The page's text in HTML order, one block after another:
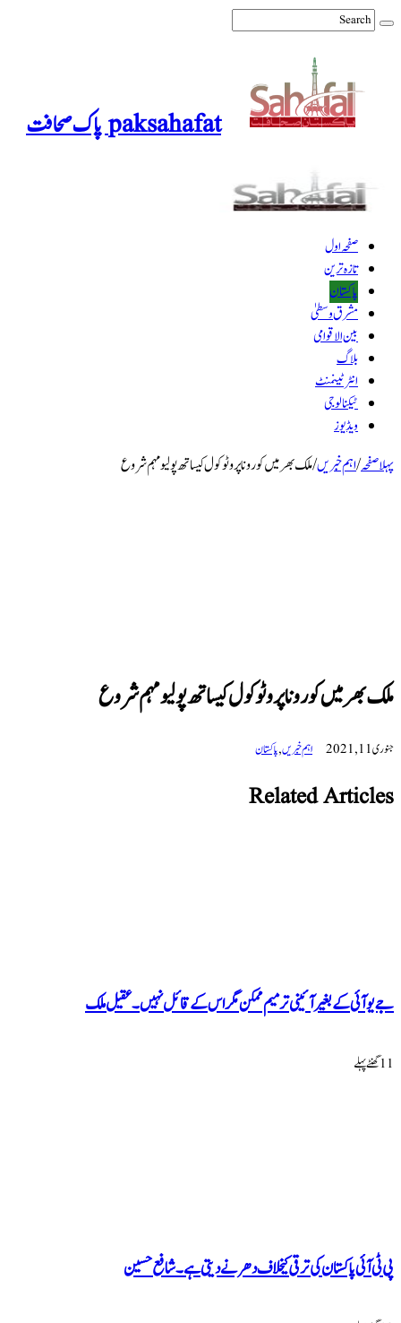
paksahafat پاک صحافت
صفحہ اول
تازہ ترین
پاکستان
مشرق وسطیٰ
بین الاقوامی
بلاگ
انٹرٹینمنٹ
ٹیکنالوجی
ویڈیوز
پہلا صفحہ/اہم خبریں/ملک بھر میں کورونا پروٹوکول کیساتھ پولیو مہم شروع
ملک بھر میں کورونا پروٹوکول کیساتھ پولیو مہم شروع
جنوری 11, 2021 اہم خبریں,پاکستان
Related Articles
جے یو آئی کے بغیر آئینی ترمیم ممکن مگر اس کے قائل نہیں۔ عقیل ملک
11 گھنٹےپہلے
پی ٹی آئی پاکستان کی ترقی کیخلاف دھرنے دیتی ہے۔ شافع حسین